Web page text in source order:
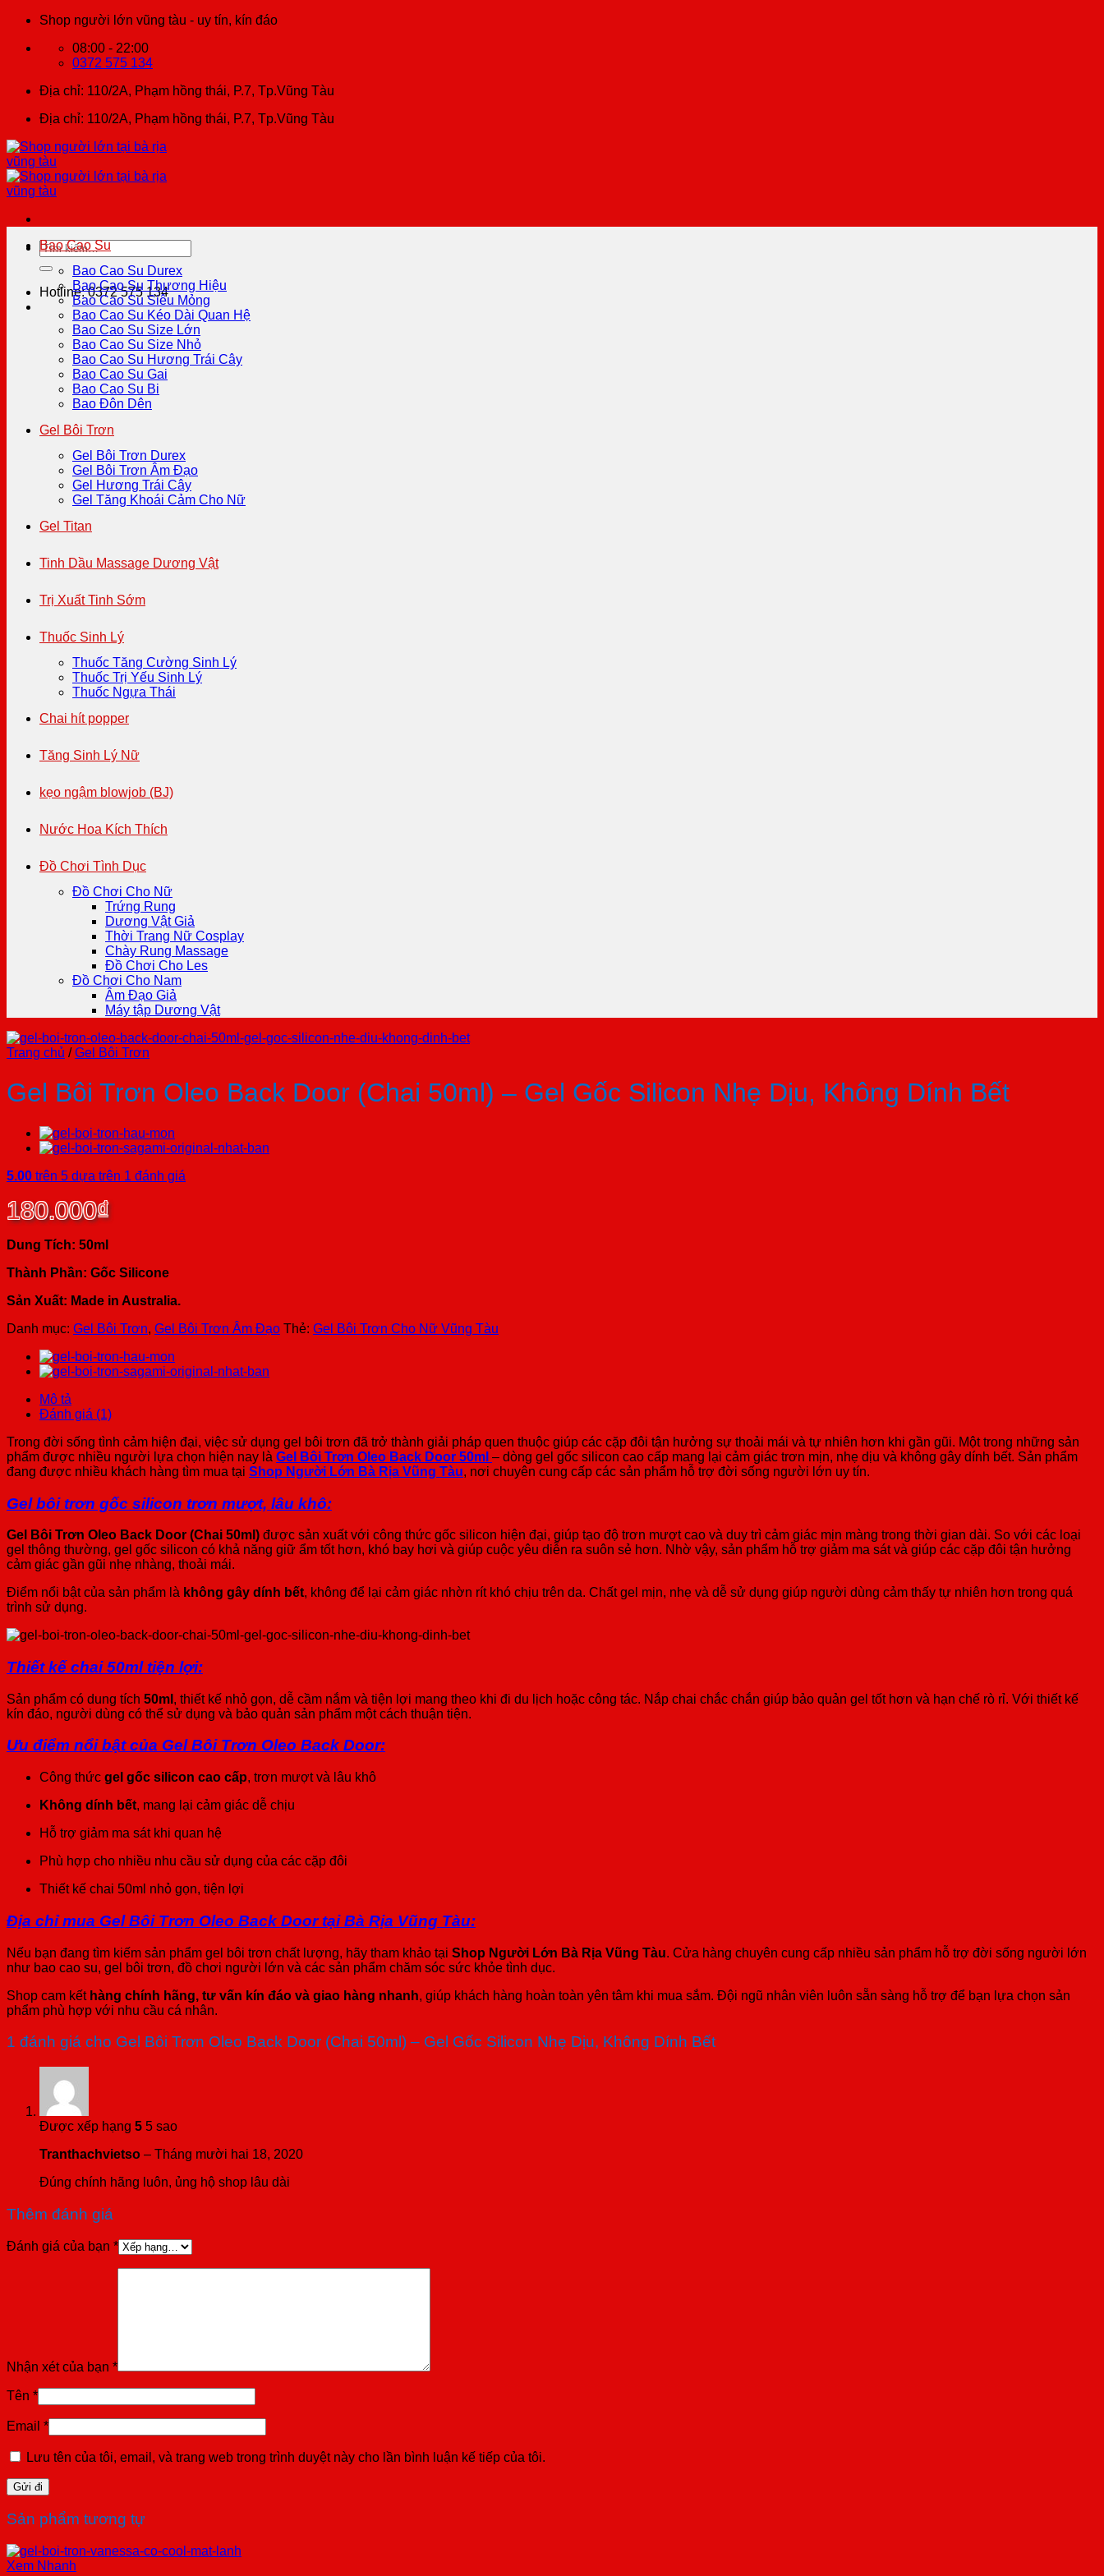
ChuyểnShop người lớn vũng tàu - uy tín, kín đáo
08:00 - 22:00
0372 575 134
Địa chỉ: 110/2A, Phạm hồng thái, P.7, Tp.Vũng Tàu
Địa chỉ: 110/2A, Phạm hồng thái, P.7, Tp.Vũng Tàu
Tìm
kiếm:
Hotline: 0372 575 134
Bao Cao Su
Bao Cao Su Durex
Bao Cao Su Thương Hiệu
Bao Cao Su Siêu Mỏng
Bao Cao Su Kéo Dài Quan Hệ
Bao Cao Su Size Lớn
Bao Cao Su Size Nhỏ
Bao Cao Su Hương Trái Cây
Bao Cao Su Gai
Bao Cao Su Bi
Bao Đôn Dên
Gel Bôi Trơn
Gel Bôi Trơn Durex
Gel Bôi Trơn Âm Đạo
Gel Hương Trái Cây
Gel Tăng Khoái Cảm Cho Nữ
Gel Titan
Tinh Dầu Massage Dương Vật
Trị Xuất Tinh Sớm
Thuốc Sinh Lý
Thuốc Tăng Cường Sinh Lý
Thuốc Trị Yếu Sinh Lý
Thuốc Ngựa Thái
Chai hít popper
Tăng Sinh Lý Nữ
kẹo ngậm blowjob (BJ)
Nước Hoa Kích Thích
Đồ Chơi Tình Dục
Đồ Chơi Cho Nữ
Trứng Rung
Dương Vật Giả
Thời Trang Nữ Cosplay
Chày Rung Massage
Đồ Chơi Cho Les
Đồ Chơi Cho Nam
Âm Đạo Giả
Máy tập Dương Vật
Trang chủ / Gel Bôi Trơn
Gel Bôi Trơn Oleo Back Door (Chai 50ml) – Gel Gốc Silicon Nhẹ Dịu, Không Dính Bết
5.00 trên 5 dựa trên 1 đánh giá
180.000₫
Dung Tích: 50ml
Thành Phần: Gốc Silicone
Sản Xuất: Made in Australia.
Danh mục: Gel Bôi Trơn, Gel Bôi Trơn Âm Đạo Thẻ: Gel Bôi Trơn Cho Nữ Vũng Tàu
Mô tả
Đánh giá (1)
Trong đời sống tình cảm hiện đại, việc sử dụng gel bôi trơn đã trở thành giải pháp quen thuộc giúp các cặp đôi tận hưởng sự thoải mái và tự nhiên hơn khi gần gũi. Một trong những sản
phẩm được nhiều người lựa chọn hiện nay là Gel Bôi Trơn Oleo Back Door 50ml – dòng gel gốc silicon cao cấp mang lại cảm giác trơn mịn, nhẹ dịu và không gây dính bết. Sản phẩm
đang được nhiều khách hàng tìm mua tại Shop Người Lớn Bà Rịa Vũng Tàu, nơi chuyên cung cấp các sản phẩm hỗ trợ đời sống người lớn uy tín.
Gel bôi trơn gốc silicon trơn mượt, lâu khô:
Gel Bôi Trơn Oleo Back Door (Chai 50ml) được sản xuất với công thức gốc silicon hiện đại, giúp tạo độ trơn mượt cao và duy trì cảm giác mịn màng trong thời gian dài. So với các loại
gel thông thường, gel gốc silicon có khả năng giữ ẩm tốt hơn, khó bay hơi và giúp cuộc yêu diễn ra suôn sẻ hơn. Nhờ vậy, sản phẩm hỗ trợ giảm ma sát và giúp các cặp đôi tận hưởng
cảm giác gần gũi nhẹ nhàng, thoải mái.
Điểm nổi bật của sản phẩm là không gây dính bết, không để lại cảm giác nhờn rít khó chịu trên da. Chất gel mịn, nhẹ và dễ sử dụng giúp người dùng cảm thấy tự nhiên hơn trong quá
trình sử dụng.
Thiết kế chai 50ml tiện lợi:
Sản phẩm có dung tích 50ml , thiết kế nhỏ gọn, dễ cầm nắm và tiện lợi mang theo khi đi du lịch hoặc công tác. Nắp chai chắc chắn giúp bảo quản gel tốt hơn và hạn chế rò rỉ. Với thiết kế
kín đáo, người dùng có thể sử dụng và bảo quản sản phẩm một cách thuận tiện.
Ưu điểm nổi bật của Gel Bôi Trơn Oleo Back Door:
Công thức gel gốc silicon cao cấp, trơn mượt và lâu khô
Không dính bết, mang lại cảm giác dễ chịu
Hỗ trợ giảm ma sát khi quan hệ
Phù hợp cho nhiều nhu cầu sử dụng của các cặp đôi
Thiết kế chai 50ml nhỏ gọn, tiện lợi
Địa chỉ mua Gel Bôi Trơn Oleo Back Door tại Bà Rịa Vũng Tàu:
Nếu bạn đang tìm kiếm sản phẩm gel bôi trơn chất lượng, hãy tham khảo tại Shop Người Lớn Bà Rịa Vũng Tàu. Cửa hàng chuyên cung cấp nhiều sản phẩm hỗ trợ đời sống người lớn
như bao cao su, gel bôi trơn, đồ chơi người lớn và các sản phẩm chăm sóc sức khỏe tình dục.
Shop cam kết hàng chính hãng, tư vấn kín đáo và giao hàng nhanh, giúp khách hàng hoàn toàn yên tâm khi mua sắm. Đội ngũ nhân viên luôn sẵn sàng hỗ trợ để bạn lựa chọn sản
phẩm phù hợp với nhu cầu cá nhân.
1 đánh giá cho Gel Bôi Trơn Oleo Back Door (Chai 50ml) – Gel Gốc Silicon Nhẹ Dịu, Không Dính Bết
Được xếp hạng 5 5 sao
Tranthachvietso – Tháng mười hai 18, 2020
Đúng chính hãng luôn, ủng hộ shop lâu dài
Thêm đánh giá
Đánh giá của bạn *
Nhận xét của bạn *
Tên *
Email *
Lưu tên của tôi, email, và trang web trong trình duyệt này cho lần bình luận kế tiếp của tôi.
Sản phẩm tương tự
Xem Nhanh